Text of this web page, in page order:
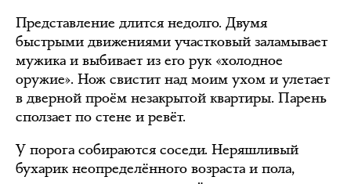
Представление длится недолго. Двумя
быстрыми движениями участковый заламывает
мужика и выбивает из его рук «холодное
оружие». Нож свистит над моим ухом и улетает
в дверной проём незакрытой квартиры. Парень
сползает по стене и ревёт.
У порога собираются соседи. Неряшливый
бухарик неопределённого возраста и пола,